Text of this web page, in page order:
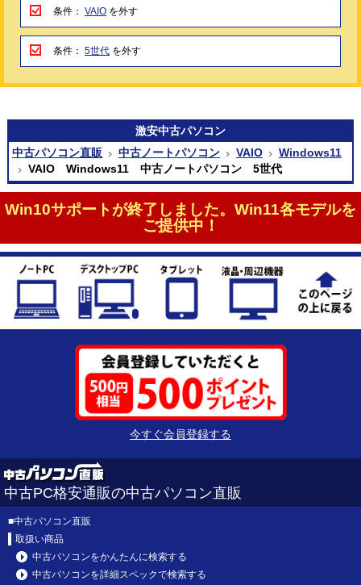
条件： VAIO を外す
条件： 5世代 を外す
激安中古パソコン
中古パソコン直販
中古ノートパソコン VAIO
Windows11
VAIO Windows11 中古ノートパソコン 5世代
Win10サポートが終了しました。Win11各モデルを
ご提供中！
今すぐ会員登録する
中古PC格安通販の中古パソコン直販
■中古パソコン直販
取扱い商品
中古パソコンをかんたんに検索する
中古パソコンを詳細スペックで検索する